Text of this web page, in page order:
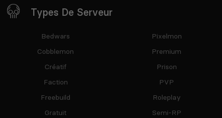
Types De Serveur
Bedwars
Cobblemon
Créatif
Faction
Freebuild
Gratuit
Pixelmon
Premium
Prison
PVP
Roleplay
Semi-RP